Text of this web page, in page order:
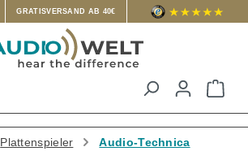
GRATISVERSAND AB 40€
Plattenspieler Audio-Technica